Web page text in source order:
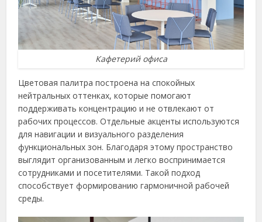
Кафетерий офиса
Цветовая палитра построена на спокойных
нейтральных оттенках, которые помогают
поддерживать концентрацию и не отвлекают от
рабочих процессов. Отдельные акценты используются
для навигации и визуального разделения
функциональных зон. Благодаря этому пространство
выглядит организованным и легко воспринимается
сотрудниками и посетителями. Такой подход
способствует формированию гармоничной рабочей
среды.